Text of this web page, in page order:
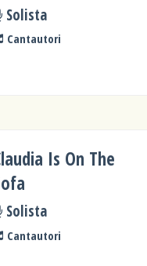
Solista
Cantautori
Is On The
Solista
Cantautori